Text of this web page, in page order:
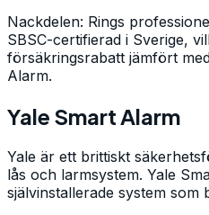
Nackdelen: Rings
SBSC-certifierad i Sverige,
försäkringsrabatt jämfört
Alarm.
Yale Smart Alarm
Yale är ett brittiskt
lås och larmsystem. Yale
självinstallerade system som